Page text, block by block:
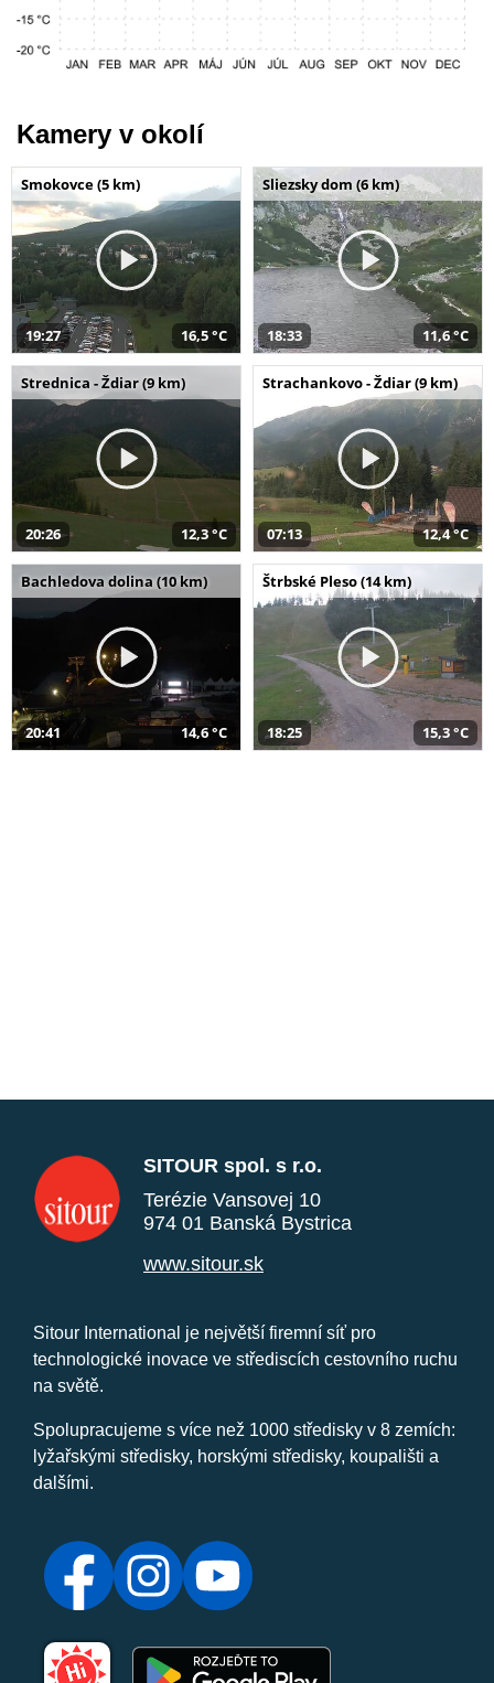
Kamery v okolí
Smokovce (5 km)
19:27 16,5 °C
Sliezsky dom (6 km)
18:33 11,6 °C
Strednica - Ždiar (9 km)
20:26 12,3 °C
Strachankovo - Ždiar (9 km)
07:13 12,4 °C
Bachledova dolina (10 km)
20:41 14,6 °C
Štrbské Pleso (14 km)
18:25 15,3 °C
SITOUR spol. s r.o.
Terézie Vansovej 10
974 01 Banská Bystrica
www.sitour.sk
Sitour International je největší firemní síť pro
technologické inovace ve střediscích cestovního ruchu
na světě.
Spolupracujeme s více než 1000 středisky v 8 zemích:
lyžařskými středisky, horskými středisky, koupališti a
dalšími.